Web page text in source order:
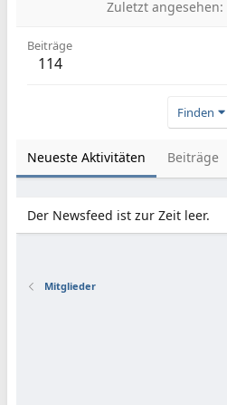
Zuletzt angesehen
Beiträge
114
Finden
Neueste Aktivitäten Beiträge
Der Newsfeed ist zur Zeit leer.
Mitglieder